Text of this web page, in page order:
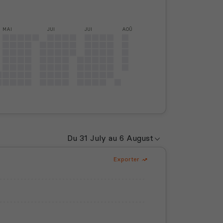
MAI JUI JUI AOÛ
Exporter